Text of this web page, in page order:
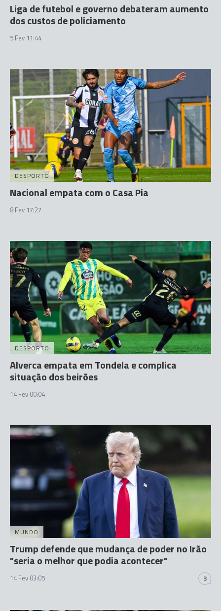
Liga de futebol e governo debateram aumento
dos custos de policiamento
5 Fev 11:44
DESPORTO
Nacional empata com o Casa Pia
8 Fev 17:27
DESPORTO
Alverca empata em Tondela e complica
situação dos beirões
14 Fev 00:04
MUNDO
Trump defende que mudança de poder no Irão
"seria o melhor que podia acontecer"
14 Fev 03:05 3